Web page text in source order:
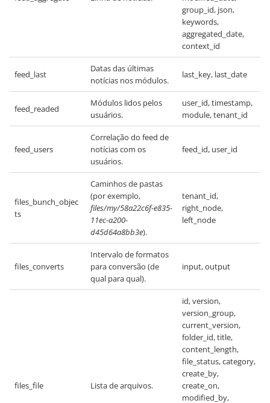
group_id, json,
keywords,
aggregated_date,
context_id
feed_last
Datas das últimas
notícias nos módulos.
last_key, last_date
feed_readed
Módulos lidos pelos
usuários.
user_id, timestamp,
module, tenant_id
feed_users
Correlação do feed de
notícias com os
usuários.
feed_id, user_id
files_bunch_objec
ts
Caminhos de pastas
(por exemplo,
files/my/58a22c6f-e835-
11ec-a200-
d45d64a8bb3e).
tenant_id,
right_node,
left_node
files_converts
Intervalo de formatos
para conversão (de
qual para qual).
input, output
files_file Lista de arquivos.
id, version,
version_group,
current_version,
folder_id, title,
content_length,
file_status, category,
create_by,
create_on,
modified_by,